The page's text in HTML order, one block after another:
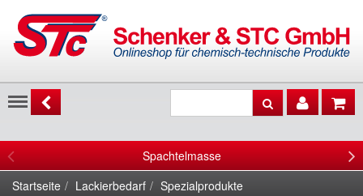
Menu
Spachtelmasse
Startseite
Lackierbedarf Spezialprodukte